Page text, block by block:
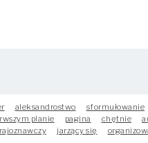
aleksandrostwo sformułowanie
planie pagina chętnie
jarzący się